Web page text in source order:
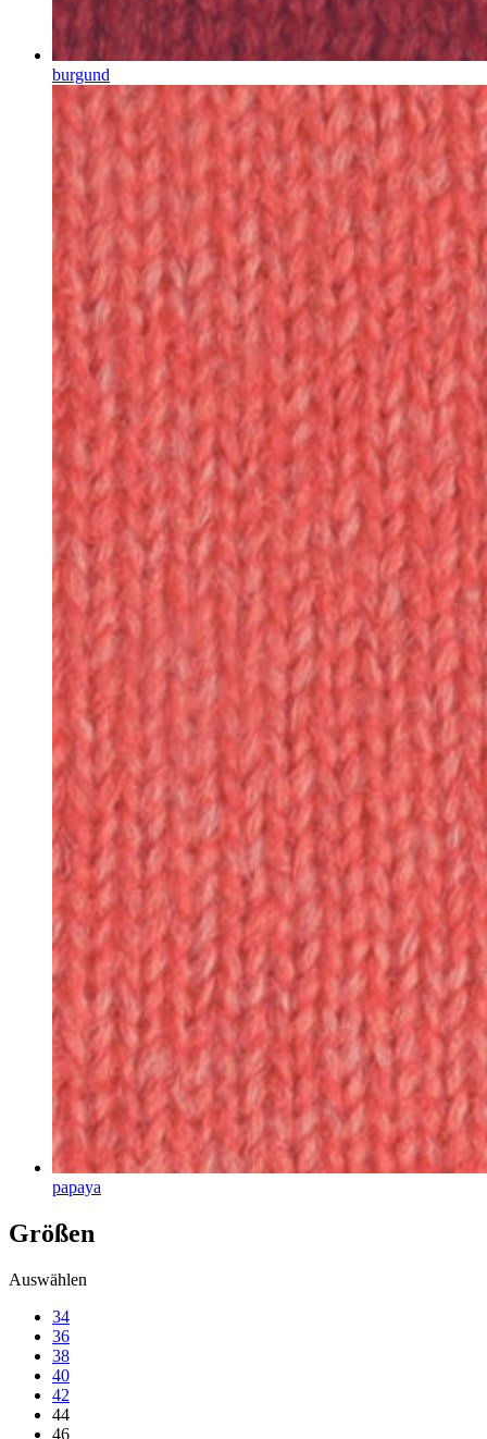
burgund
papaya
Größen
Auswählen
34
36
38
40
42
44
46